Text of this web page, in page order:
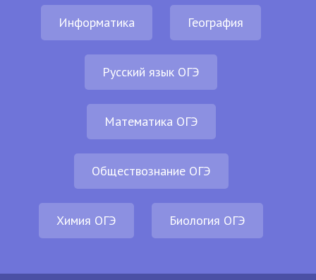
Информатика География
Русский язык ОГЭ
Математика ОГЭ
Обществознание ОГЭ
Химия ОГЭ Биология ОГЭ